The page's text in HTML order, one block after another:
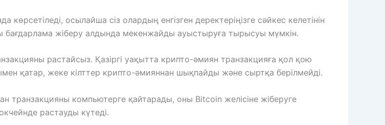
осылайша сіз олардың енгізген деректеріңізге сәйкес келетінін
бағдарлама жіберу алдында мекенжайды ауыстыруға тырысуы мүмкін.
растайсыз. Қазіргі уақытта крипто-әмиян транзакцияға қол қою
қатар, жеке кілттер крипто-әмияннан шықпайды және сыртқа берілмейді.
транзакцияны компьютерге қайтарады, оны Bitcoin желісіне жіберуге
растауды күтеді.